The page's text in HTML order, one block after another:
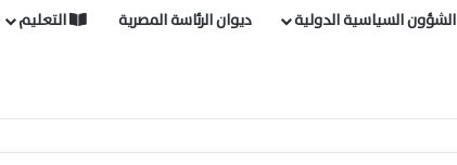
الشؤون السياسية الدولية ديوان الرئاسة المصرية التعليم